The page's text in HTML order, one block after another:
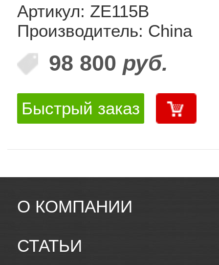
Артикул: ZE115B
Производитель: China
98 800 руб.
Быстрый заказ
О КОМПАНИИ
СТАТЬИ